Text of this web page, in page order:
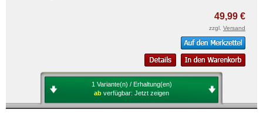
49,99 €
zzgl. Versand
1 Variante(n) / Erhaltung(en)
ab verfügbar: Jetzt zeigen